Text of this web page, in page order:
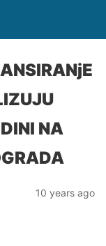
NA
10 years ago